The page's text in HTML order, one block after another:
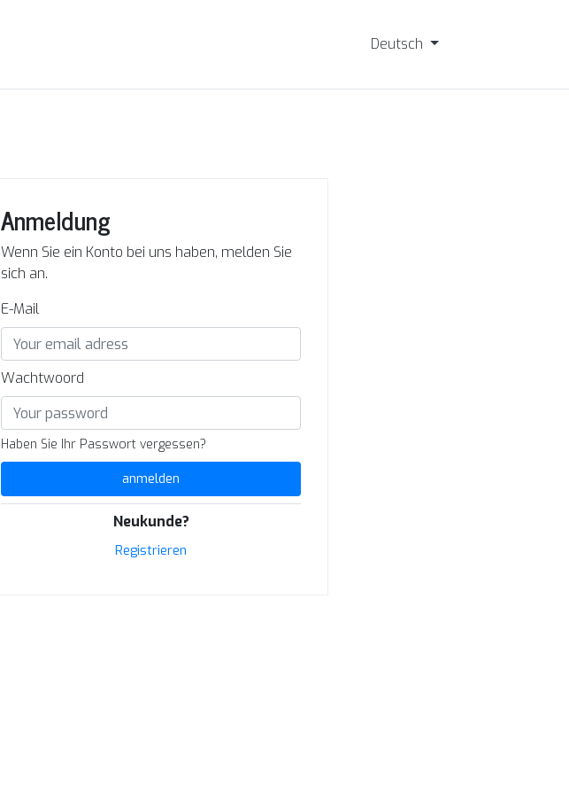
Deutsch
Anmeldung
Wenn Sie ein Konto bei uns haben, melden Sie
sich an.
E-Mail
Wachtwoord
Haben Sie Ihr Passwort vergessen?
anmelden
Neukunde?
Registrieren